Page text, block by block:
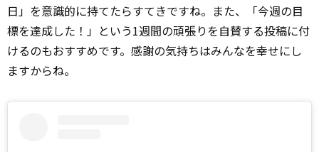
日」を意識的に持てたらすてきですね。また、「今週の目
標を達成した！」という1週間の頑張りを自賛する投稿に付
けるのもおすすめです。感謝の気持ちはみんなを幸せにし
ますからね。